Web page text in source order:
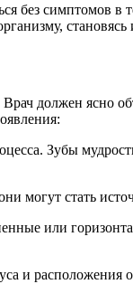
без симптомов
Врач должен ясно
Зубы
могут стать
или
и расположения